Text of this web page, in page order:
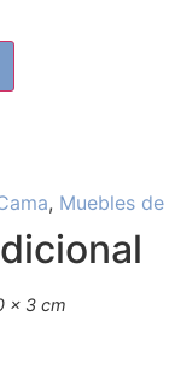
, Muebles
× 3 cm